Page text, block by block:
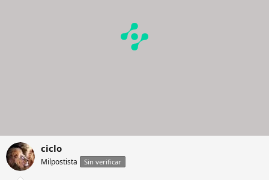
ciclo
Milpostista Sin verificar